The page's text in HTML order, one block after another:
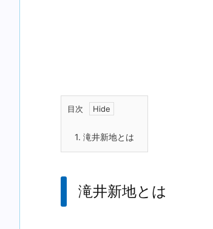
目次
1. 滝井新地とは
滝井新地とは